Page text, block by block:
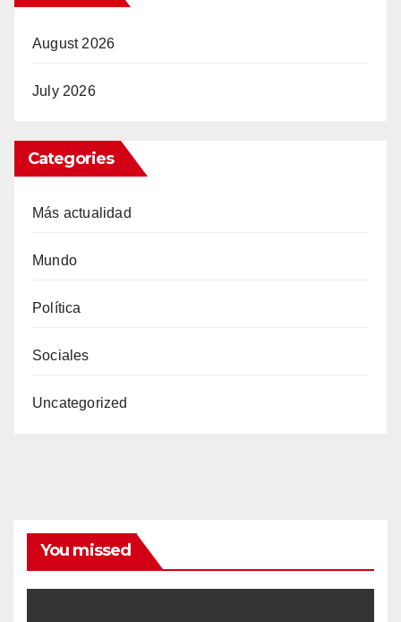
August 2026
July 2026
Categories
Más actualidad
Mundo
Política
Sociales
Uncategorized
You missed